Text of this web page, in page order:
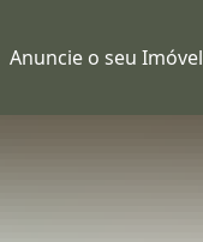
Anuncie o seu Imóvel